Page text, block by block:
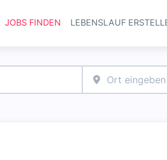
JOBS FINDEN LEBENSLAUF